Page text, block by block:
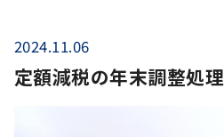
2024.11.06
定額減税の年末調整処理